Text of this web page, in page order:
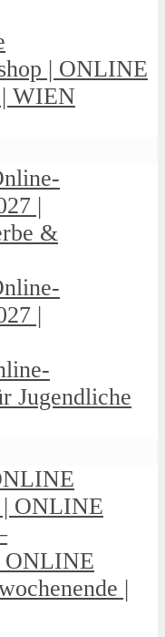
| ONLINE
WIEN
|
&
|
Jugendliche
| ONLINE
ONLINE
|